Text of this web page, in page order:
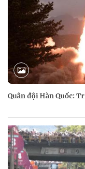
Quân đội Hàn Quốc: